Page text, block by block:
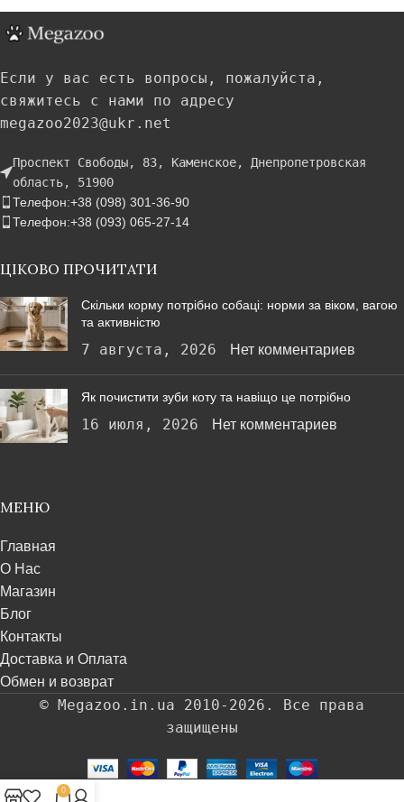
Если у вас есть вопросы, пожалуйста,
свяжитесь с нами по адресу
megazoo2023@ukr.net
Проспект Свободы, 83, Каменское, Днепропетровская
область, 51900
Телефон:+38 (098) 301-36-90
Телефон:+38 (093) 065-27-14
ЦІКОВО ПРОЧИТАТИ
Скільки корму потрібно собаці: норми за віком, вагою
та активністю
7 августа, 2026 Нет комментариев
Як почистити зуби коту та навіщо це потрібно
16 июля, 2026 Нет комментариев
МЕНЮ
Главная
О Нас
Магазин
Блог
Контакты
Доставка и Оплата
Обмен и возврат
© Megazoo.in.ua 2010-2026. Все права
защищены
0